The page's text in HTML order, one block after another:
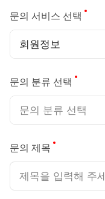
문의 서비스 선택
회원정보
문의 분류 선택
문의 분류 선택
문의 제목